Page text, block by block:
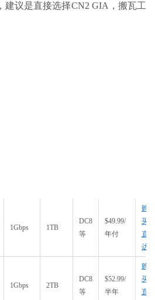
建议是直接选择CN2 GIA，搬瓦工
1Gbps 1TB
DC8
等
$49.99/
年付
购
买
直
达
1Gbps 2TB
DC8
等
$52.99/
半年
购
买
直